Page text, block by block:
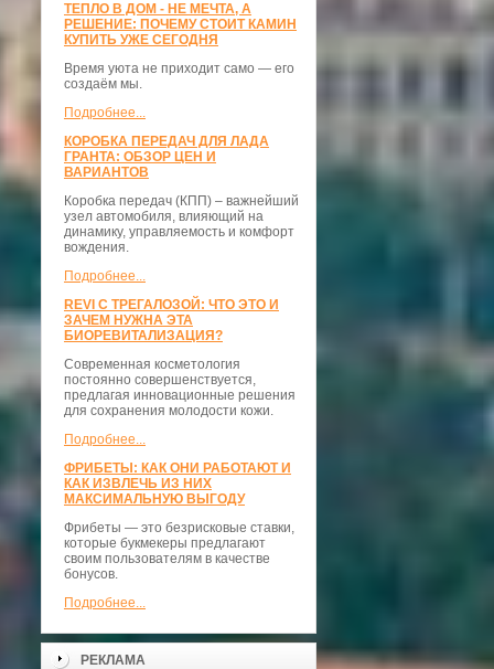
ТЕПЛО В ДОМ - НЕ МЕЧТА, А
РЕШЕНИЕ: ПОЧЕМУ СТОИТ КАМИН
КУПИТЬ УЖЕ СЕГОДНЯ
Время уюта не приходит само — его
создаём мы.
Подробнее...
КОРОБКА ПЕРЕДАЧ ДЛЯ ЛАДА
ГРАНТА: ОБЗОР ЦЕН И
ВАРИАНТОВ
Коробка передач (КПП) – важнейший
узел автомобиля, влияющий на
динамику, управляемость и комфорт
вождения.
Подробнее...
REVI С ТРЕГАЛОЗОЙ: ЧТО ЭТО И
ЗАЧЕМ НУЖНА ЭТА
БИОРЕВИТАЛИЗАЦИЯ?
Современная косметология
постоянно совершенствуется,
предлагая инновационные решения
для сохранения молодости кожи.
Подробнее...
ФРИБЕТЫ: КАК ОНИ РАБОТАЮТ И
КАК ИЗВЛЕЧЬ ИЗ НИХ
МАКСИМАЛЬНУЮ ВЫГОДУ
Фрибеты — это безрисковые ставки,
которые букмекеры предлагают
своим пользователям в качестве
бонусов.
Подробнее...
РЕКЛАМА